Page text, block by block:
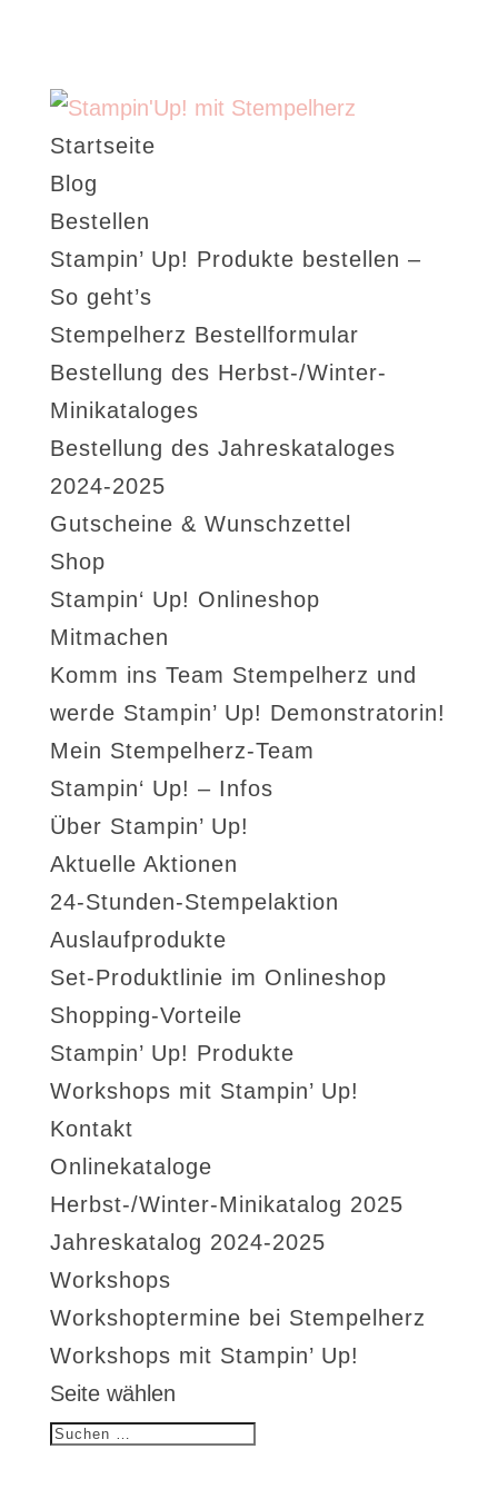
Startseite
Blog
Bestellen
Stampin’ Up! Produkte bestellen –
So geht’s
Stempelherz Bestellformular
Bestellung des Herbst-/Winter-
Minikataloges
Bestellung des Jahreskataloges
2024-2025
Gutscheine & Wunschzettel
Shop
Stampin‘ Up! Onlineshop
Mitmachen
Komm ins Team Stempelherz und
werde Stampin’ Up! Demonstratorin!
Mein Stempelherz-Team
Stampin‘ Up! – Infos
Über Stampin’ Up!
Aktuelle Aktionen
24-Stunden-Stempelaktion
Auslaufprodukte
Set-Produktlinie im Onlineshop
Shopping-Vorteile
Stampin’ Up! Produkte
Workshops mit Stampin’ Up!
Kontakt
Onlinekataloge
Herbst-/Winter-Minikatalog 2025
Jahreskatalog 2024-2025
Workshops
Workshoptermine bei Stempelherz
Workshops mit Stampin’ Up!
Seite wählen